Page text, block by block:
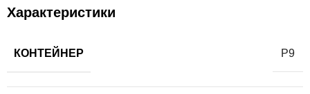
Характеристики
КОНТЕЙНЕР Р9